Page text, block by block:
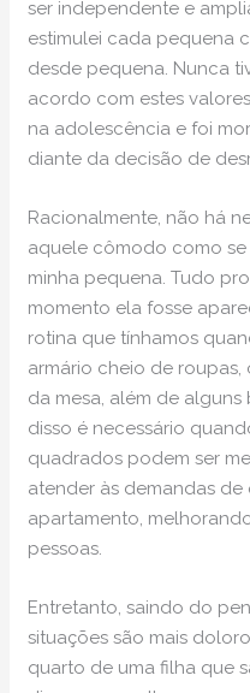
ser independente e
estimulei cada pequena
desde pequena. Nunca
acordo com estes
na adolescência e foi
diante da decisão de
Racionalmente, não há
aquele cômodo como
minha pequena. Tudo
momento ela fosse
rotina que tínhamos
armário cheio de
da mesa, além de
disso é necessário
quadrados podem ser
atender às demandas
apartamento,
pessoas.
Entretanto, saindo do
situações são mais
quarto de uma filha que